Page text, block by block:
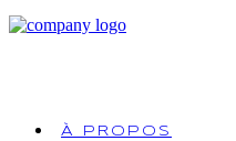
À PROPOS